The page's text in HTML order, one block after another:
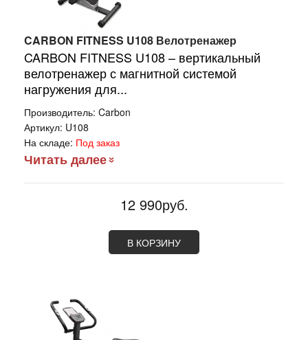
CARBON FITNESS U108 Велотренажер
CARBON FITNESS U108 – вертикальный
велотренажер с магнитной системой
нагружения для...
Производитель: Carbon
Артикул: U108
На складе: Под заказ
Читать далее
12 990руб.
В КОРЗИНУ